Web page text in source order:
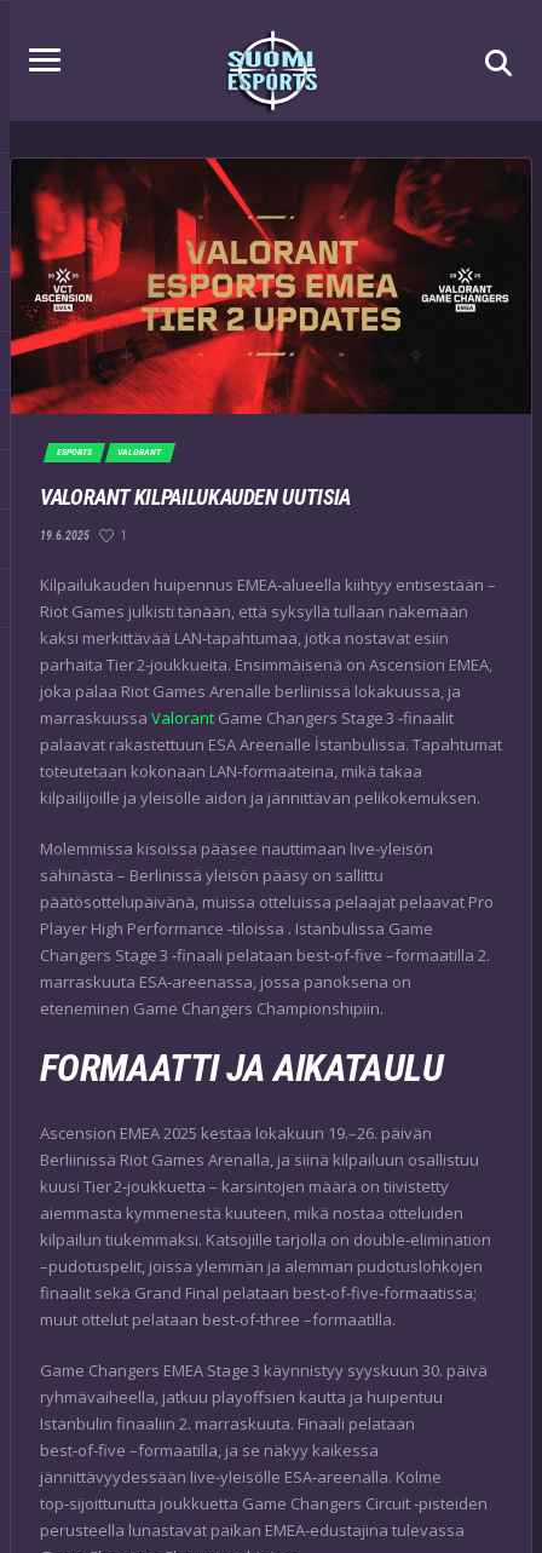
ESPORTS VALORANT
VALORANT KILPAILUKAUDEN UUTISIA
19.6.2025 1
Kilpailukauden huipennus EMEA‑alueella kiihtyy entisestään –
Riot Games julkisti tänään, että syksyllä tullaan näkemään
kaksi merkittävää LAN‑tapahtumaa, jotka nostavat esiin
parhaita Tier 2‑joukkueita. Ensimmäisenä on Ascension EMEA,
joka palaa Riot Games Arenalle berliinissä lokakuussa, ja
marraskuussa Valorant Game Changers Stage 3 ‑finaalit
palaavat rakastettuun ESA Areenalle İstanbulissa. Tapahtumat
toteutetaan kokonaan LAN‑formaateina, mikä takaa
kilpailijoille ja yleisölle aidon ja jännittävän pelikokemuksen.
Molemmissa kisoissa pääsee nauttimaan live‑yleisön
sähinästä – Berlinissä yleisön pääsy on sallittu
päätösottelupäivänä, muissa otteluissa pelaajat pelaavat Pro
Player High Performance ‑tiloissa . Istanbulissa Game
Changers Stage 3 ‑finaali pelataan best‑of‑five –formaatilla 2.
marraskuuta ESA‑areenassa, jossa panoksena on
eteneminen Game Changers Championshipiin.
FORMAATTI JA AIKATAULU
Ascension EMEA 2025 kestää lokakuun 19.–26. päivän
Berliinissä Riot Games Arenalla, ja siinä kilpailuun osallistuu
kuusi Tier 2‑joukkuetta – karsintojen määrä on tiivistetty
aiemmasta kymmenestä kuuteen, mikä nostaa otteluiden
kilpailun tiukemmaksi. Katsojille tarjolla on double‑elimination
–pudotuspelit, joissa ylemmän ja alemman pudotuslohkojen
finaalit sekä Grand Final pelataan best‑of‑five‑formaatissa;
muut ottelut pelataan best‑of‑three –formaatilla.
Game Changers EMEA Stage 3 käynnistyy syyskuun 30. päivä
ryhmävaiheella, jatkuu playoffsien kautta ja huipentuu
Istanbulin finaaliin 2. marraskuuta. Finaali pelataan
best‑of‑five –formaatilla, ja se näkyy kaikessa
jännittävyydessään live‑yleisölle ESA‑areenalla. Kolme
top‑sijoittunutta joukkuetta Game Changers Circuit ‑pisteiden
perusteella lunastavat paikan EMEA‑edustajina tulevassa